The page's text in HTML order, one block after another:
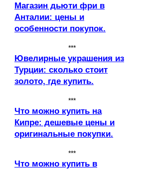
Магазин дьюти фри в
Анталии: цены и
особенности покупок.
***
Ювелирные украшения из
Турции: сколько стоит
золото, где купить.
***
Что можно купить на
Кипре: дешевые цены и
оригинальные покупки.
***
Что можно купить в